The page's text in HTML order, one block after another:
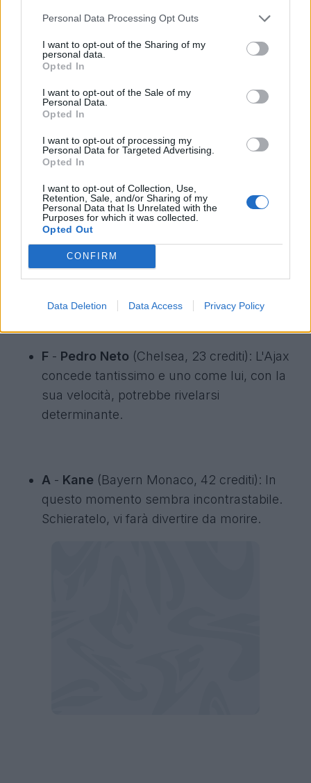
Personal Data Processing Opt Outs
I want to opt-out of the Sharing of my
personal data.
Opted In
I want to opt-out of the Sale of my
Personal Data.
Opted In
I want to opt-out of processing my
Personal Data for Targeted Advertising.
Opted In
I want to opt-out of Collection, Use,
Retention, Sale, and/or Sharing of my
Personal Data that Is Unrelated with the
Purposes for which it was collected.
Opted Out
CONFIRM
Data Deletion Data Access Privacy Policy
parecchio avanzato, lo Sporting concede
tanto e lui può approfittarne.
F-Yamal(Barcellona, 25 crediti): Torna ad
pronto ad incantare e ad incidere in maniera
concreta.
F-Nico Williams
Finalmente disponibile, lo stavamo
aspettando. Può letteralmente far impazzire
F - Pedro Neto (Chelsea, 23 crediti): L'Ajax
concede tantissimo e uno come lui, con la
sua velocità, potrebbe rivelarsi
determinante.
A - Kane (Bayern Monaco, 42 crediti): In
questo momento sembra incontrastabile.
Schieratelo, vi farà divertire da morire.